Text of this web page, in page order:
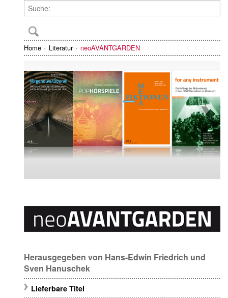
Home Literatur neoAVANTGARDEN
Herausgegeben von Hans-Edwin Friedrich und
Sven Hanuschek
Lieferbare Titel